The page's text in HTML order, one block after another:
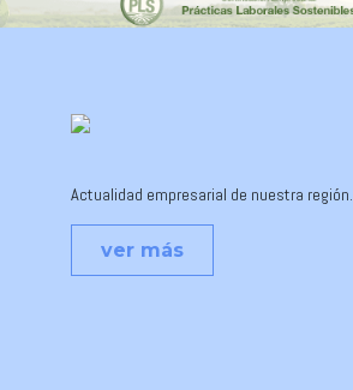
Actualidad empresarial de nuestra región.
ver más